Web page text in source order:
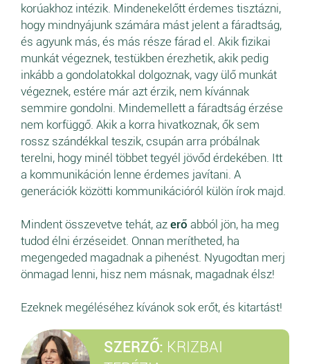
korúakhoz intézik. Mindenekelőtt érdemes tisztázni,
hogy mindnyájunk számára mást jelent a fáradtság,
és agyunk más, és más része fárad el. Akik fizikai
munkát végeznek, testükben érezhetik, akik pedig
inkább a gondolatokkal dolgoznak, vagy ülő munkát
végeznek, estére már azt érzik, nem kívánnak
semmire gondolni. Mindemellett a fáradtság érzése
nem korfüggő. Akik a korra hivatkoznak, ők sem
rossz szándékkal teszik, csupán arra próbálnak
terelni, hogy minél többet tegyél jövőd érdekében. Itt
a kommunikáción lenne érdemes javítani. A
generációk közötti kommunikációról külön írok majd.
Mindent összevetve tehát, az erő abból jön, ha meg
tudod élni érzéseidet. Onnan merítheted, ha
megengeded magadnak a pihenést. Nyugodtan merj
önmagad lenni, hisz nem másnak, magadnak élsz!
Ezeknek megéléséhez kívánok sok erőt, és kitartást!
SZERZŐ: KRIZBAI